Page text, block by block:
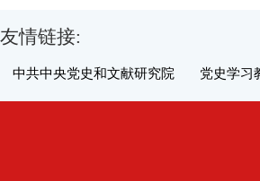
友情链接:
中共中央党史和文献研究院 党史学习